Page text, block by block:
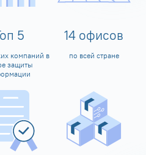
5
компаний в
защиты
14 офисов
по всей стране